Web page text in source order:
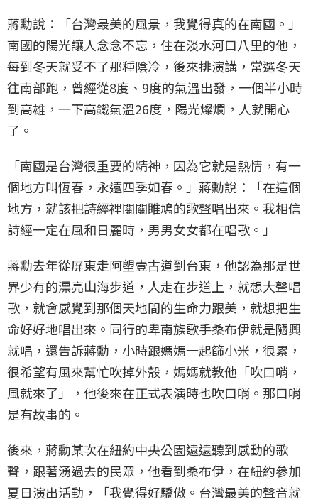
蔣勳說：「台灣最美的風景，我覺得真的在南國。」
南國的陽光讓人念念不忘，住在淡水河口八里的他，
每到冬天就受不了那種陰冷，後來排演講，常選冬天
往南部跑，曾經從8度、9度的氣溫出發，一個半小時
到高雄，一下高鐵氣溫26度，陽光燦爛，人就開心
了。
「南國是台灣很重要的精神，因為它就是熱情，有一
個地方叫恆春，永遠四季如春。」蔣勳說：「在這個
地方，就該把詩經裡關關睢鳩的歌聲唱出來。我相信
詩經一定在風和日麗時，男男女女都在唱歌。」
蔣勳去年從屏東走阿塱壹古道到台東，他認為那是世
界少有的漂亮山海步道，人走在步道上，就想大聲唱
歌，就會感覺到那個天地間的生命力跟美，就想把生
命好好地唱出來。同行的卑南族歌手桑布伊就是隨興
就唱，還告訴蔣勳，小時跟媽媽一起篩小米，很累，
很希望有風來幫忙吹掉外殼，媽媽就教他「吹口哨，
風就來了」，他後來在正式表演時也吹口哨。那口哨
是有故事的。
後來，蔣勳某次在紐約中央公園遠遠聽到感動的歌
聲，跟著湧過去的民眾，他看到桑布伊，在紐約參加
夏日演出活動，「我覺得好驕傲。台灣最美的聲音就